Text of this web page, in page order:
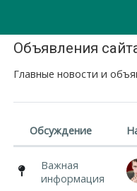
Объявления
Главные новости и
Список
Статус
Обсуждение
Важная
информация